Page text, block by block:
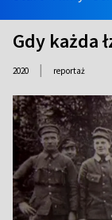
Gdy każda
2020 | reportaż